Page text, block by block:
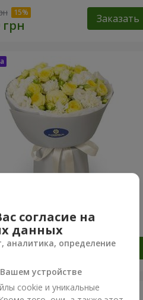
Заказать
Заказать
согласие на
данных
аналитика, определение
устройстве
cookie и уникальные